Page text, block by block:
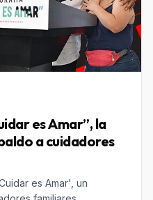
es Amar”, la
a cuidadores
es Amar', un